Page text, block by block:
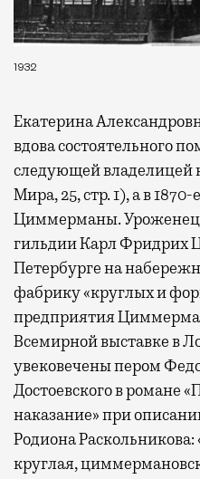
1932
Екатерина
вдова состоятельного
следующей владелицей
Мира, 25, стр. 1), а в
Циммерманы. Уроженец
гильдии Карл Фридрих
Петербурге на
фабрику «круглых и
предприятия
Всемирной выставке в
увековечены пером
Достоевского в романе
наказание» при
Родиона
круглая,